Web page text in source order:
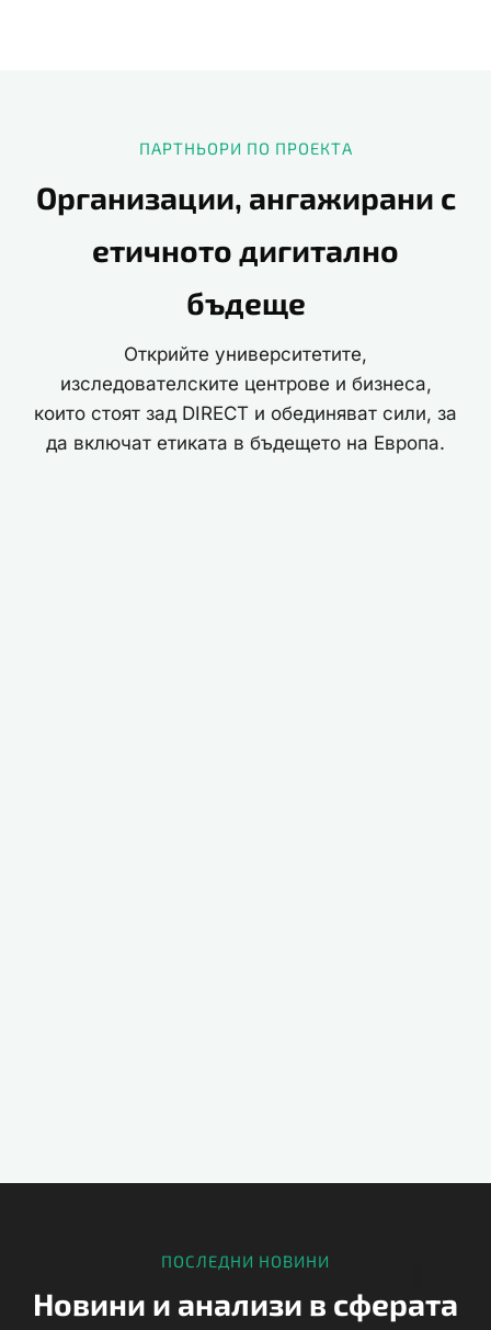
ПАРТНЬОРИ ПО ПРОЕКТА
Организации, ангажирани с
етичното дигитално
бъдеще
Открийте университетите,
изследователските центрове и бизнеса,
които стоят зад DIRECT и обединяват сили, за
да включат етиката в бъдещето на Европа.
ПОСЛЕДНИ НОВИНИ
Новини и анализи в сферата